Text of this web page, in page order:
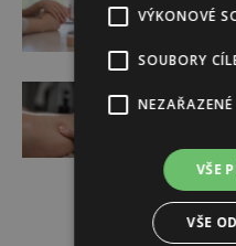
VÝKONOVÉ
SOUBORY
VŠE
VŠE